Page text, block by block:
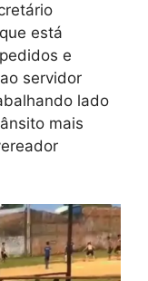
está
e
servidor
lado
mais